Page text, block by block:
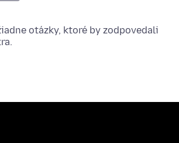
otázky, ktoré by zodpovedali